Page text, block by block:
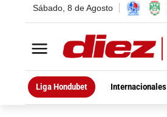
Sábado, 8 de Agosto
Liga Hondubet Internacionales